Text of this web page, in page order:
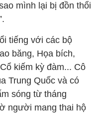
mình lại bị đồn thổi
tiếng với các bộ
băng, Họa bích,
kiếm kỳ đàm... Cô
Trung Quốc và có
sóng từ tháng
người mang thai hộ